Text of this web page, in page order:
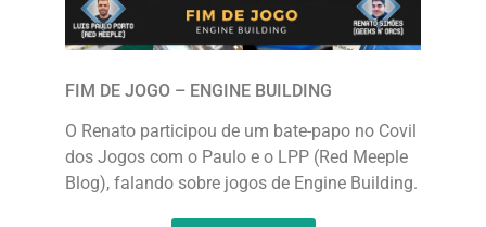
FIM DE JOGO – ENGINE BUILDING
O Renato participou de um bate-papo no Covil
dos Jogos com o Paulo e o LPP (Red Meeple
Blog), falando sobre jogos de Engine Building.